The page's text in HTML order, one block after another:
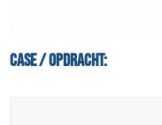
Case / Opdracht: